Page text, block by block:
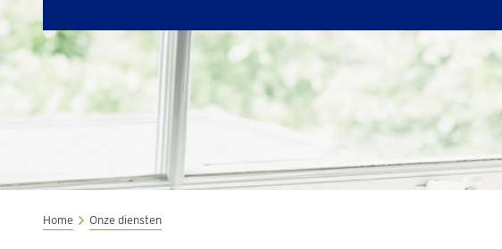
Home Onze diensten